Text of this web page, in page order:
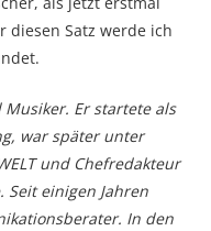
diesen Satz werde ich
Er startete als
war später unter
und Chefredakteur
Seit einigen Jahren
In den